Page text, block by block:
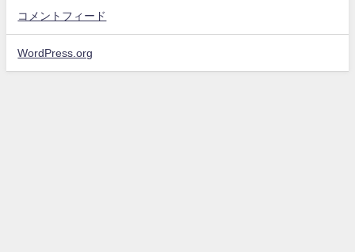
コメントフィード
WordPress.org